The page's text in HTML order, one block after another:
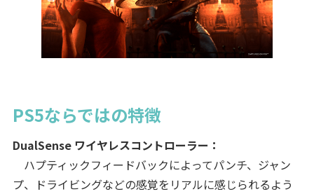
PS5ならではの特徴
DualSense ワイヤレスコントローラー：
ハプティックフィードバックによってパンチ、ジャン
プ、ドライビングなどの感覚をリアルに感じられるよう